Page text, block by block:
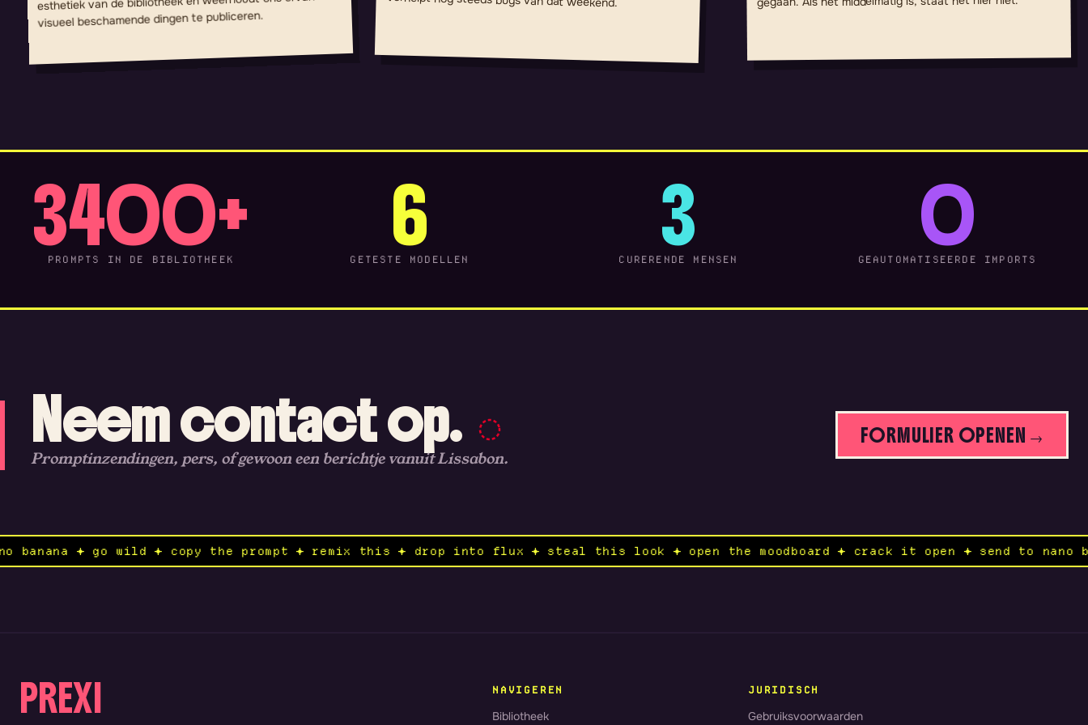
visueel beschamende dingen te publiceren.
3400+
PROMPTS IN DE BIBLIOTHEEK 6
GETESTE MODELLEN 3
CURERENDE MENSEN 0
GEAUTOMATISEERDE IMPORTS
Neem contact op.
Promptinzendingen, pers, of gewoon een berichtje vanuit Lissabon.
FORMULIER OPENEN →
nano banana ✦ go wild ✦ copy the prompt ✦ remix this ✦ drop into flux ✦ steal this look ✦ open the moodboard ✦ crack it open ✦ send
PREXI NAVIGEREN
Bibliotheek
JURIDISCH
Gebruiksvoorwaarden